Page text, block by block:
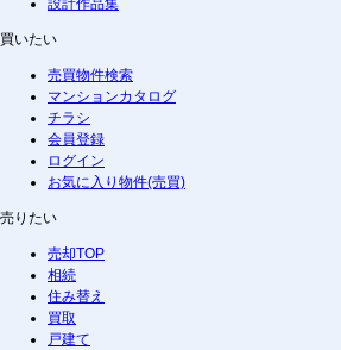
設計作品集
買いたい
売買物件検索
マンションカタログ
チラシ
会員登録
ログイン
お気に入り物件(売買)
売りたい
売却TOP
相続
住み替え
買取
戸建て